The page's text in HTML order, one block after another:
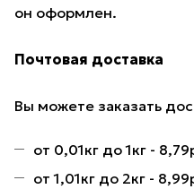
он оформлен.
Почтовая доставка
Вы можете заказать
от 0,01кг до 1кг -
от 1,01кг до 2кг -